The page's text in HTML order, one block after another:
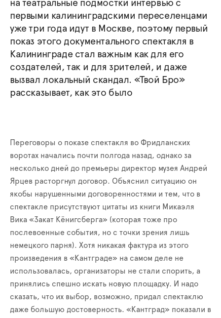
на театральные подмостки интервью с
первыми калининградскими переселенцами
уже три года идут в Москве, поэтому первый
показ этого документального спектакля в
Калининграде стал важным как для его
создателей, так и для зрителей, и даже
вызвал локальный скандал. «Твой Бро»
рассказывает, как это было
Переговоры о показе спектакля во Фридланских
воротах начались почти полгода назад, однако за
несколько дней до премьеры директор музея Андрей
Ярцев расторгнул договор. Объяснил ситуацию он
якобы нарушенными договоренностями и тем, что в
спектакле присутствуют цитаты из книги Микаэля
Вика «Закат Кёнигсберга» (которая тоже про
послевоенные события, но с точки зрения лишь
немецкого парня). Хотя никакая фактура из этого
произведения в «Кантграде» на самом деле не
использовалась, организаторы не стали спорить, а
принялись спешно искать новую площадку. И надо
сказать, что их выбор, возможно, придал спектаклю
даже большую достоверность. «Кантград» показали в